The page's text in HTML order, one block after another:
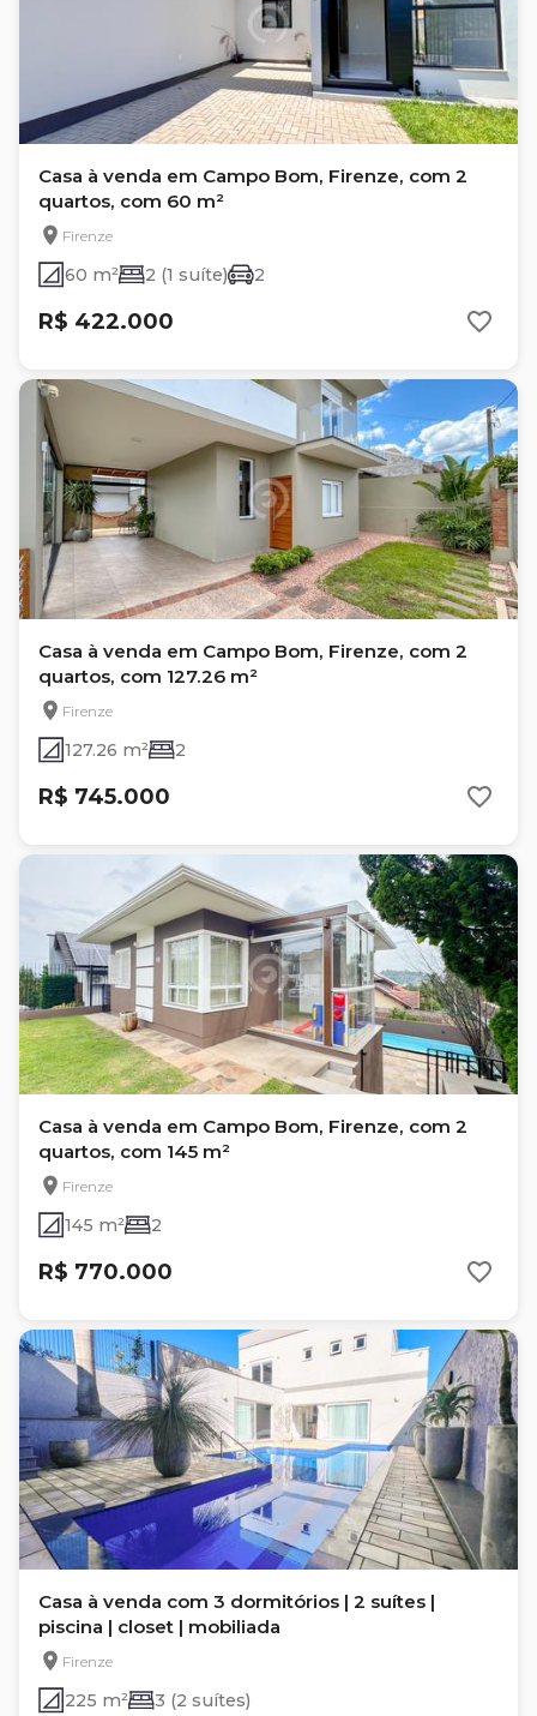
Casa à venda em Campo Bom, Firenze, com 2
quartos, com 60 m²
Firenze
60 m² 2 (1 suíte) 2
R$ 422.000
Casa à venda em Campo Bom, Firenze, com 2
quartos, com 127.26 m²
Firenze
127.26 m² 2
R$ 745.000
Casa à venda em Campo Bom, Firenze, com 2
quartos, com 145 m²
Firenze
145 m² 2
R$ 770.000
Casa à venda com 3 dormitórios | 2 suítes |
piscina | closet | mobiliada
Firenze
225 m² 3 (2 suítes)